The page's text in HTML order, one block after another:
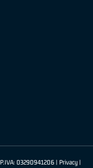
03290941206 | Privacy|